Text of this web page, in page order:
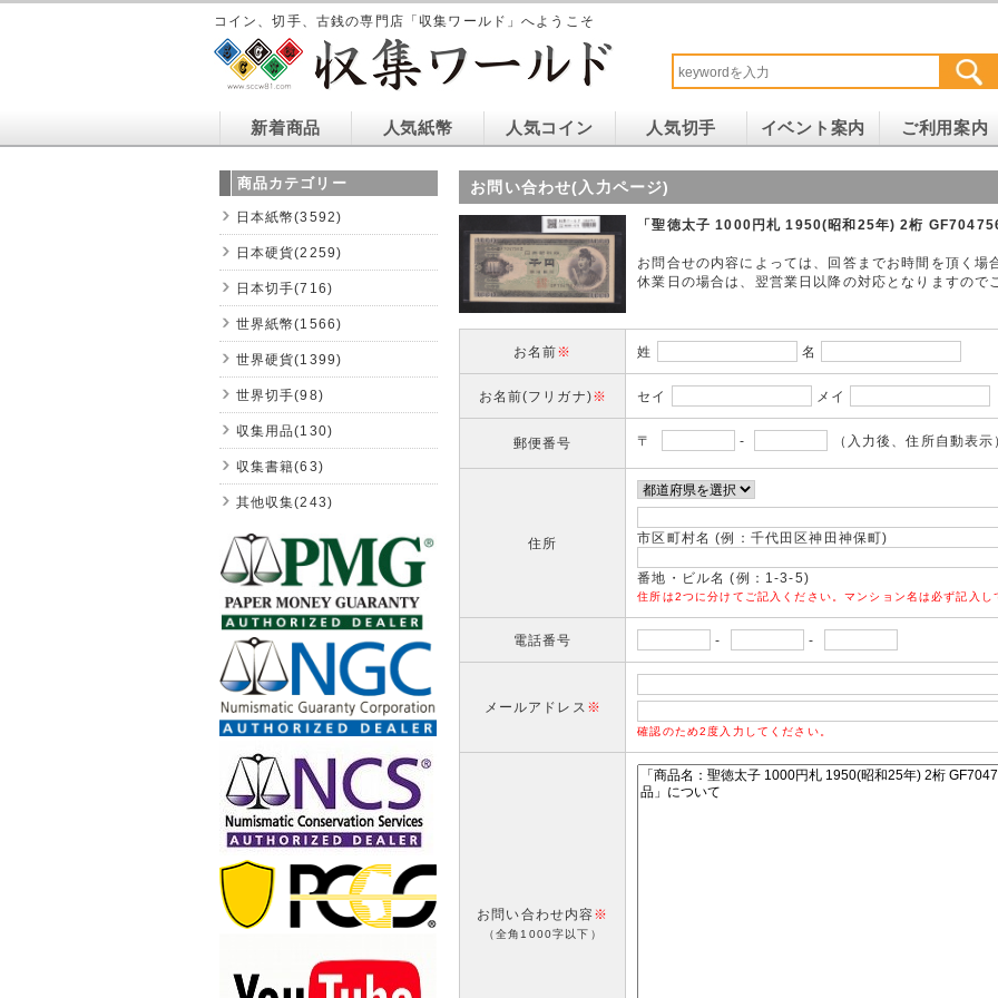
コイン、切手、古銭の専門店「収集ワールド」へようこそ
新着商品 人気紙幣 人気コイン 人気切手 イベント案内 ご利用案内
お問い合わせ(入力ページ)
「聖徳太子 1000円札 1950(昭和25年) 2桁
お問合せの内容によっては、回答までお時間を頂く場
休業日の場合は、翌営業日以降の対応となりますので
お名前※ 姓 名
お名前(フリガナ)※ セイ メイ
郵便番号 〒 - （入力後、住所自動表示
住所 市区町村名 (例：千代田区神田神保町)
番地・ビル名 (例：1-3-5)
住所は2つに分けてご記入ください。マンション名は必ず記入し
電話番号 - -
メールアドレス ※
確認のため2度入力してください。
お問い合わせ内容※
（全角1000字以下）
商品カテゴリー
日本紙幣(3592)
日本硬貨(2259)
日本切手(716)
世界紙幣(1566)
世界硬貨(1399)
世界切手(98)
収集用品(130)
収集書籍(63)
其他収集(243)